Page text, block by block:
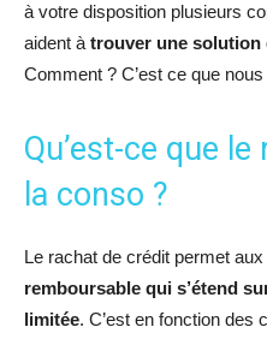
à votre disposition plusieurs
aident à trouver une solution
Comment ? C’est ce que
Qu’est-ce que
la conso ?
Le rachat de crédit permet
remboursable qui s’étend
limitée. C’est en fonction des